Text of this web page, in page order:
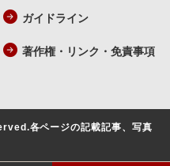
ガイドライン
著作権・リンク・免責事項
各ページの記載記事、写真